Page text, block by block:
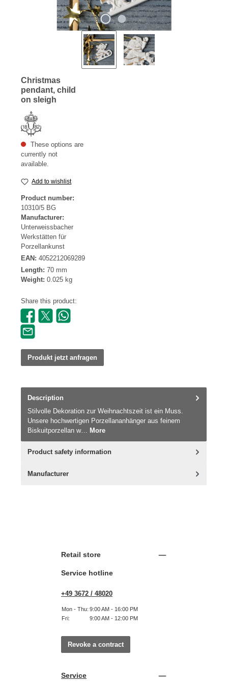
Christmas
pendant, child
on sleigh
These options are
currently not
available.
Add to wishlist
Product number:
10310/5 BG
Manufacturer:
Unterweissbacher
Werkstätten für
Porzellankunst
EAN: 4052212069289
Length: 70 mm
Weight: 0.025 kg
Share this product:
Produkt jetzt anfragen
Description
Stilvolle Dekoration zur Weihnachtszeit ist ein Muss.
Unsere hochwertigen Porzellananhänger aus feinem
Biskuitporzellan w… More
Product safety information
Manufacturer
Retail store
Service hotline
+49 3672 / 48020
Mon - Thu: 9:00 AM - 16:00 PM
Fri:
9:00 AM - 12:00 PM
Revoke a contract
Service